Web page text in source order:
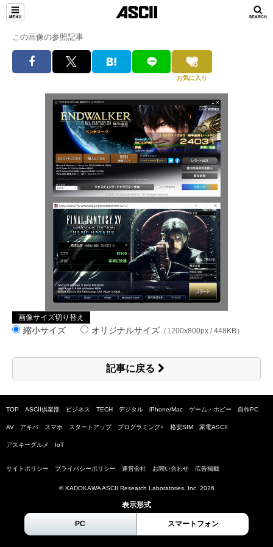
この画像の参照記事
お気に入り
画像サイズ切り替え
縮小サイズ オリジナルサイズ （1200x800px / 448KB）
記事に戻る
TOP ASCII倶楽部 ビジネス TECH デジタル iPhone/Mac ゲーム・ホビー 自作PC
AV アキバ スマホ スタートアップ プログラミング+ 格安SIM 家電ASCII
アスキーグルメ IoT
サイトポリシー プライバシーポリシー 運営会社 お問い合わせ 広告掲載
© KADOKAWA ASCII Research Laboratories, Inc. 2026
表示形式
PC スマートフォン